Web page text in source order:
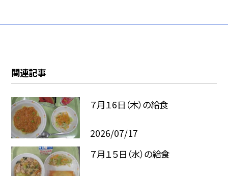
関連記事
７月１6日（木）の給食
2026/07/17
７月１５日（水）の給食